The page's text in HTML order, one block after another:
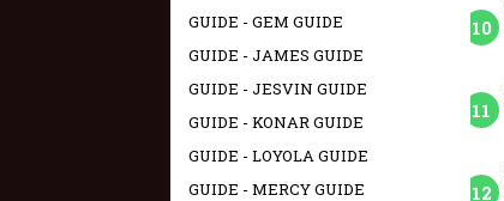
GUIDE - GEM GUIDE
GUIDE - JAMES GUIDE
GUIDE - JESVIN GUIDE
GUIDE - KONAR GUIDE
GUIDE - LOYOLA GUIDE
GUIDE - MERCY GUIDE